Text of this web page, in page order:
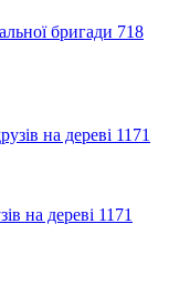
бригади 718
на дереві 1171